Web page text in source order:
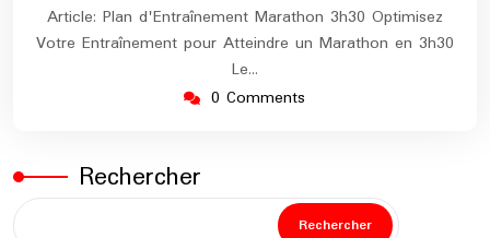
Article: Plan d'Entraînement Marathon 3h30 Optimisez
Votre Entraînement pour Atteindre un Marathon en 3h30
Le…
0 Comments
Rechercher
Rechercher